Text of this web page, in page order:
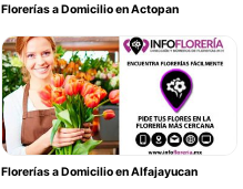
Florerías a Domicilio en Actopan
Florerías a Domicilio en Alfajayucan